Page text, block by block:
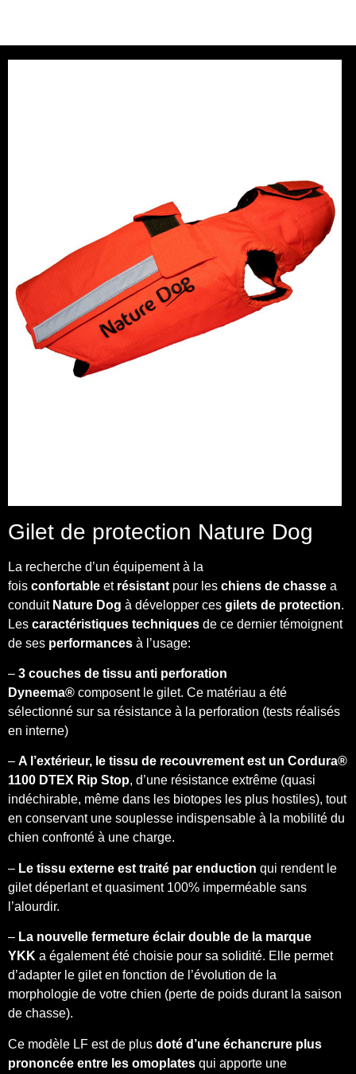
Gilet de protection Nature Dog
La recherche d’un équipement à la
fois confortable et résistant pour les chiens de chasse a
conduit Nature Dog à développer ces gilets de protection.
Les caractéristiques techniques de ce dernier témoignent
de ses performances à l’usage:
– 3 couches de tissu anti perforation
Dyneema® composent le gilet. Ce matériau a été
sélectionné sur sa résistance à la perforation (tests réalisés
en interne)
– A l’extérieur, le tissu de recouvrement est un Cordura®
1100 DTEX Rip Stop, d’une résistance extrême (quasi
indéchirable, même dans les biotopes les plus hostiles), tout
en conservant une souplesse indispensable à la mobilité du
chien confronté à une charge.
– Le tissu externe est traité par enduction qui rendent le
gilet déperlant et quasiment 100% imperméable sans
l’alourdir.
– La nouvelle fermeture éclair double de la marque
YKK a également été choisie pour sa solidité. Elle permet
d’adapter le gilet en fonction de l’évolution de la
morphologie de votre chien (perte de poids durant la saison
de chasse).
Ce modèle LF est de plus doté d’une échancrure plus
prononcée entre les omoplates qui apporte une